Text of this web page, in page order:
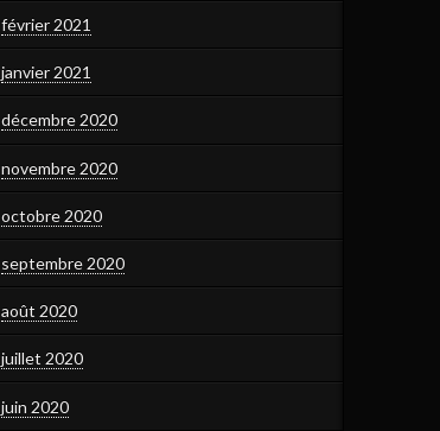
février 2021
janvier 2021
décembre 2020
novembre 2020
octobre 2020
septembre 2020
août 2020
juillet 2020
juin 2020